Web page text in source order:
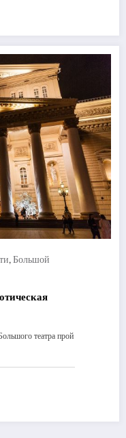
, Большой
театра прой